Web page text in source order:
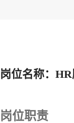
岗位名称：HR
岗位职责